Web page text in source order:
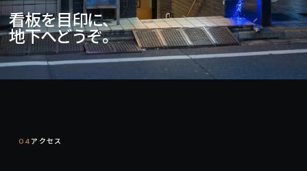
看板を目印に、
地下へどうぞ。
04 アクセス